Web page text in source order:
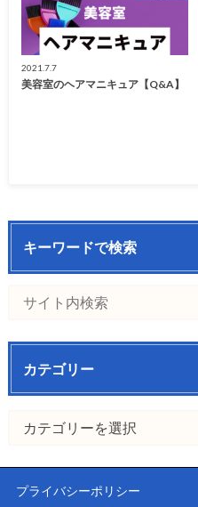
2021.7.7
美容室のヘアマニキュア【Q&A】
キーワードで検索
カテゴリー
プライバシーポリシー